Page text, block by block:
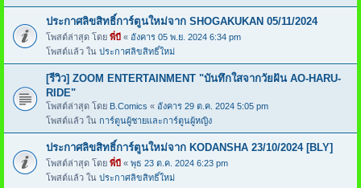
ประกาศลิขสิทธิ์การ์ตูนใหม่จาก SHOGAKUKAN 05/11/2024
โพสต์ล่าสุด โดย พี่บี « อังคาร 05 พ.ย. 2024 6:34 pm
โพสต์แล้ว ใน ประกาศลิขสิทธิ์ใหม่
[รีวิว] ZOOM ENTERTAINMENT "บันทึกใสจากวัยฝัน AO-HARU-
RIDE"
โพสต์ล่าสุด โดย B.Comics « อังคาร 29 ต.ค. 2024 5:05 pm
โพสต์แล้ว ใน การ์ตูนผู้ชายและการ์ตูนผู้หญิง
ประกาศลิขสิทธิ์การ์ตูนใหม่จาก KODANSHA 23/10/2024 [BLY]
โพสต์ล่าสุด โดย พี่บี « พุธ 23 ต.ค. 2024 6:23 pm
โพสต์แล้ว ใน ประกาศลิขสิทธิ์ใหม่